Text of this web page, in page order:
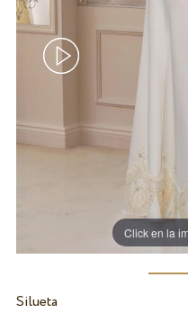
Click en la
Silueta